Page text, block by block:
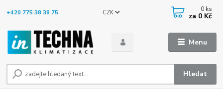
Menu
CZK
Hledat
+420 775 38 38 75 0 ks
za 0 Kč